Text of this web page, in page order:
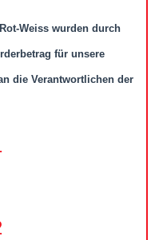
Weiss wurden durch
für unsere
die Verantwortlichen der